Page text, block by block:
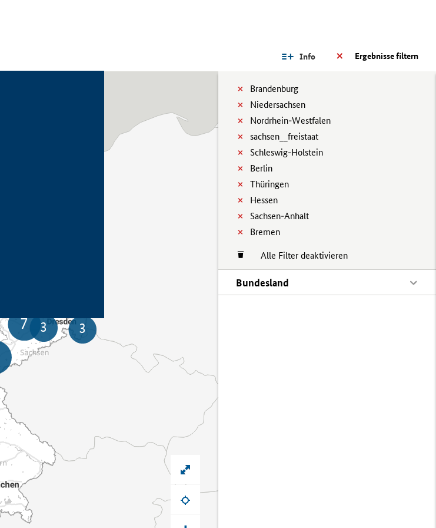
Ergebnisse filtern
Info
Brandenburg
Niedersachsen
Nordrhein-Westfalen
sachsen__freistaat
Schleswig-Holstein
Berlin
Thüringen
Hessen
Sachsen-Anhalt
Bremen
Alle Filter deaktivieren
Bundesland